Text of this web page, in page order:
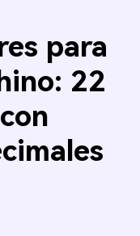
para
22